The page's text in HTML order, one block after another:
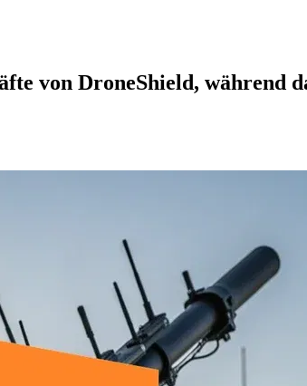
von DroneShield, während